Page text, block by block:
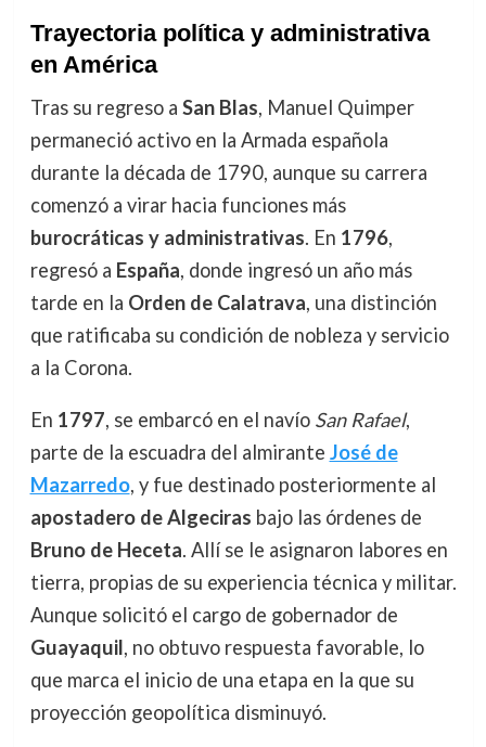
Trayectoria política y administrativa
en América
Tras su regreso a San Blas, Manuel Quimper
permaneció activo en la Armada española
durante la década de 1790, aunque su carrera
comenzó a virar hacia funciones más
burocráticas y administrativas. En 1796,
regresó a España, donde ingresó un año más
tarde en la Orden de Calatrava, una distinción
que ratificaba su condición de nobleza y servicio
a la Corona.
En 1797, se embarcó en el navío San Rafael,
parte de la escuadra del almirante José de
Mazarredo, y fue destinado posteriormente al
apostadero de Algeciras bajo las órdenes de
Bruno de Heceta. Allí se le asignaron labores en
tierra, propias de su experiencia técnica y militar.
Aunque solicitó el cargo de gobernador de
Guayaquil, no obtuvo respuesta favorable, lo
que marca el inicio de una etapa en la que su
proyección geopolítica disminuyó.